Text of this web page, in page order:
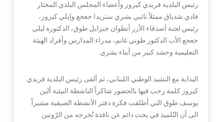
رئيس البلدية فريدي كيروز وأعضاء المجلس البلدي المختار
فادي شدياق ممثلاً نائبي بشري ستريدا جعجع وإيلي كيروز،
رئيس لجنة أصدقاء الأرز أنطوان جبرايل طوق، الدكتورة ليلى
جعجع الأب الدكتور طوني غانم، مدراء المدارس وأفراد الهيئة
التعليمية وحشد كبير من أبناء بشري.
البداية مع النشيد الوطني اللبناني، ثم ألقى رئيس البلدية فريدي
كيروز كلمة رحب فيها بالحضور شاكراً الناشطة البيئية ألين
يوسف طوق التي أطلقت فكرة دفتر الأنشطة الصيفية مشيراً
الى أن التّلميذ في بحث دائم عن نافذة تُخرجه من الرّوتين